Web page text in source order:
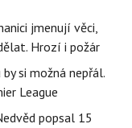
jmenují věci,
Hrozí i požár
si možná nepřál.
League
popsal 15